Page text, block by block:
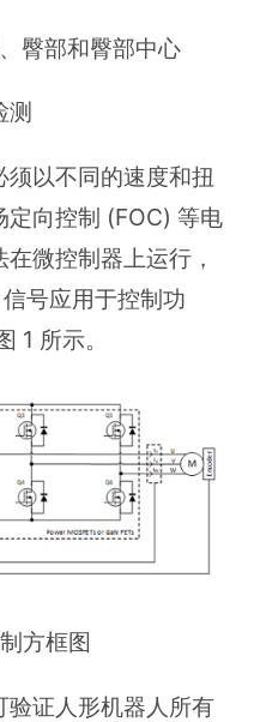
臀部和臀部中心
测
须以不同的速度和扭
定向控制 (FOC) 等电
微控制器上运行，
号应用于控制功
1 所示。
方框图
验证人形机器人所有